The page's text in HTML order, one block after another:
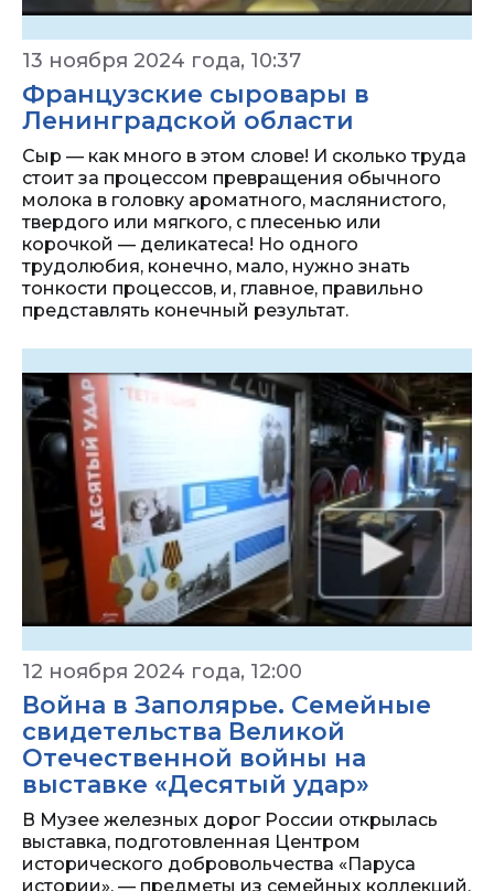
13 ноября 2024 года, 10:37
Французские сыровары в
Ленинградской области
Сыр — как много в этом слове! И сколько труда
стоит за процессом превращения обычного
молока в головку ароматного, маслянистого,
твердого или мягкого, с плесенью или
корочкой — деликатеса! Но одного
трудолюбия, конечно, мало, нужно знать
тонкости процессов, и, главное, правильно
представлять конечный результат.
12 ноября 2024 года, 12:00
Война в Заполярье. Семейные
свидетельства Великой
Отечественной войны на
выставке «Десятый удар»
В Музее железных дорог России открылась
выставка, подготовленная Центром
исторического добровольчества «Паруса
истории», — предметы из семейных коллекций.